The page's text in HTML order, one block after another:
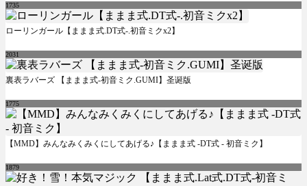
1735
ローリンガール【ままま式.DT式-.初音ミクx2】
2031
裏表ラバーズ 【ままま式-初音ミク.GUMI】圣诞版
1775
【MMD】みんなみくみくにしてあげる♪【ままま式 -DT式 - 初音ミク】
1879